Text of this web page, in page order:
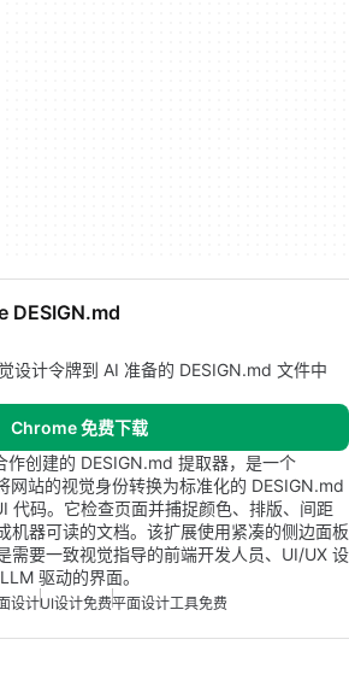
DESIGN.md
设计令牌到 AI 准备的 DESIGN.md 文件中
Chrome 免费下载
创建的 DESIGN.md 提取器，是一个
网站的视觉身份转换为标准化的 DESIGN.md
代码。它检查页面并捕捉颜色、排版、间距
机器可读的文档。该扩展使用紧凑的侧边面板
需要一致视觉指导的前端开发人员、UI/UX 设
驱动的界面。
设计UI设计免费平面设计工具免费